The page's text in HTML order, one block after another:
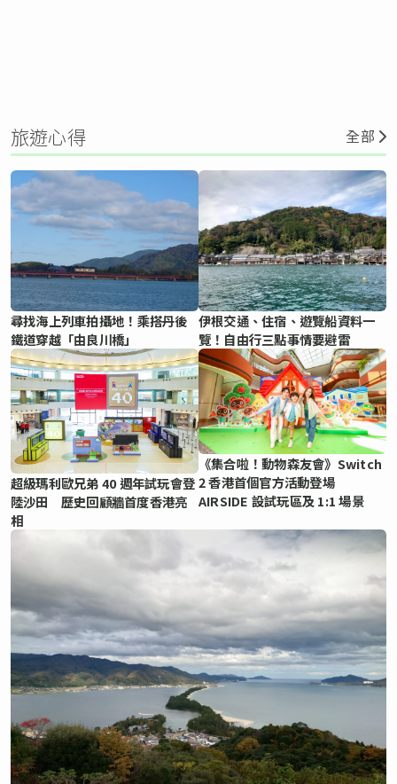
旅遊心得 全部
尋找海上列車拍攝地！乘搭丹後
鐵道穿越「由良川橋」
伊根交通、住宿、遊覽船資料一
覽！自由行三點事情要避雷
超級瑪利歐兄弟 40 週年試玩會登
陸沙田 歷史回顧牆首度香港亮
相
《集合啦！動物森友會》Switch
2 香港首個官方活動登場
AIRSIDE 設試玩區及 1:1 場景